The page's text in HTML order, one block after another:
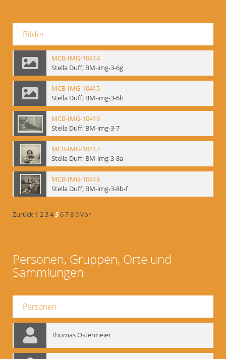
Bilder
MCB-IMG-10414
Stella Duff; BM-img-3-6g
MCB-IMG-10415
Stella Duff; BM-img-3-6h
MCB-IMG-10416
Stella Duff; BM-img-3-7
MCB-IMG-10417
Stella Duff; BM-img-3-8a
MCB-IMG-10418
Stella Duff; BM-img-3-8b-f
Zurück 1 23456789Vor
Personen, Gruppen, Orte und
Sammlungen
Personen
Thomas Ostermeier